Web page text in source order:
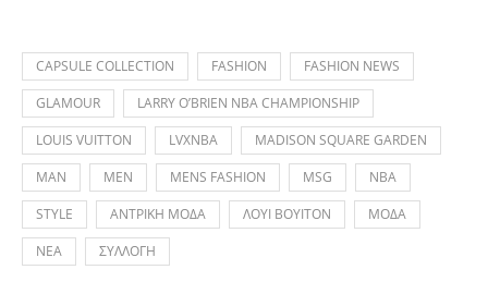
CAPSULE COLLECTION FASHION
FASHION NEWS
GLAMOUR
LARRY O’BRIEN NBA CHAMPIONSHIP
LOUIS VUITTON
LVXNBA
MADISON SQUARE GARDEN
MAN
MEN MENS FASHION MSG
NBA
STYLE
ΑΝΤΡΙΚΗ ΜΟΔΑ ΛΟΥΙ ΒΟΥΙΤΟΝ
ΜΟΔΑ
ΝΕΑ
ΣΥΛΛΟΓΗ